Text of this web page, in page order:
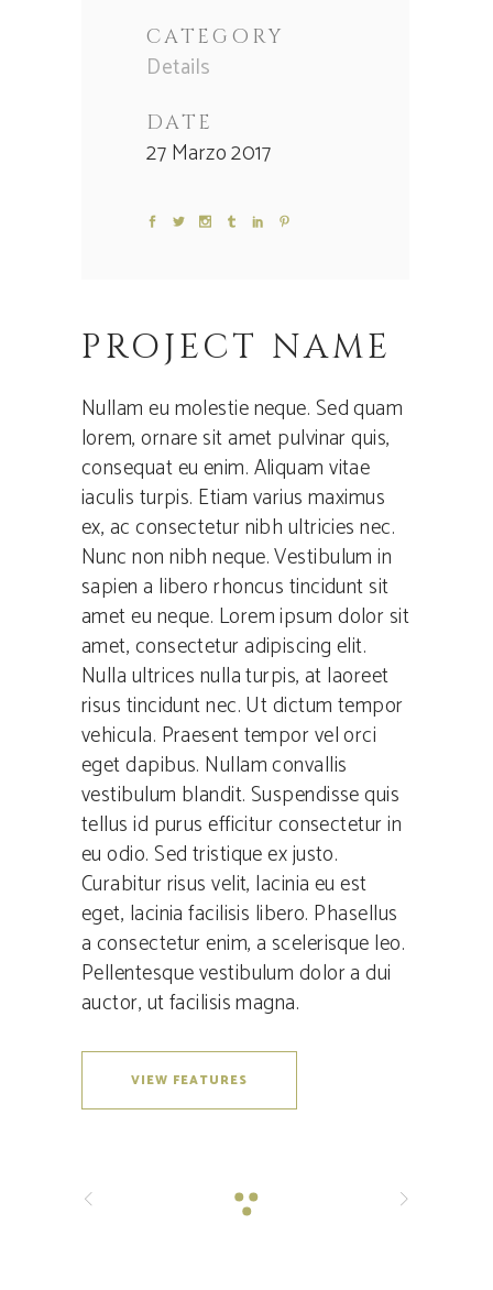
CATEGORY
Details
DATE
27 Marzo 2017
PROJECT NAME
Nullam eu molestie neque. Sed quam
lorem, ornare sit amet pulvinar quis,
consequat eu enim. Aliquam vitae
iaculis turpis. Etiam varius maximus
ex, ac consectetur nibh ultricies nec.
Nunc non nibh neque. Vestibulum in
sapien a libero rhoncus tincidunt sit
amet eu neque. Lorem ipsum dolor sit
amet, consectetur adipiscing elit.
Nulla ultrices nulla turpis, at laoreet
risus tincidunt nec. Ut dictum tempor
vehicula. Praesent tempor vel orci
eget dapibus. Nullam convallis
vestibulum blandit. Suspendisse quis
tellus id purus efficitur consectetur in
eu odio. Sed tristique ex justo.
Curabitur risus velit, lacinia eu est
eget, lacinia facilisis libero. Phasellus
a consectetur enim, a scelerisque leo.
Pellentesque vestibulum dolor a dui
auctor, ut facilisis magna.
VIEW FEATURES